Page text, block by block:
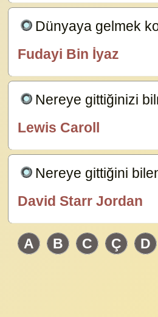
Dünyaya gelmek
Fudayi Bin İyaz
Nereye gittiğinizi
Lewis Caroll
Nereye gittiğini
David Starr Jordan
A B C Ç D